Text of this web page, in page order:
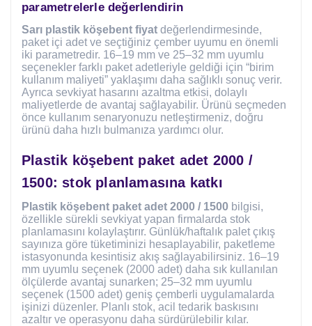
parametrelerle değerlendirin
Sarı plastik köşebent fiyat değerlendirmesinde,
paket içi adet ve seçtiğiniz çember uyumu en önemli
iki parametredir. 16–19 mm ve 25–32 mm uyumlu
seçenekler farklı paket adetleriyle geldiği için “birim
kullanım maliyeti” yaklaşımı daha sağlıklı sonuç verir.
Ayrıca sevkiyat hasarını azaltma etkisi, dolaylı
maliyetlerde de avantaj sağlayabilir. Ürünü seçmeden
önce kullanım senaryonuzu netleştirmeniz, doğru
ürünü daha hızlı bulmanıza yardımcı olur.
Plastik köşebent paket adet 2000 /
1500: stok planlamasına katkı
Plastik köşebent paket adet 2000 / 1500 bilgisi,
özellikle sürekli sevkiyat yapan firmalarda stok
planlamasını kolaylaştırır. Günlük/haftalık palet çıkış
sayınıza göre tüketiminizi hesaplayabilir, paketleme
istasyonunda kesintisiz akış sağlayabilirsiniz. 16–19
mm uyumlu seçenek (2000 adet) daha sık kullanılan
ölçülerde avantaj sunarken; 25–32 mm uyumlu
seçenek (1500 adet) geniş çemberli uygulamalarda
işinizi düzenler. Planlı stok, acil tedarik baskısını
azaltır ve operasyonu daha sürdürülebilir kılar.